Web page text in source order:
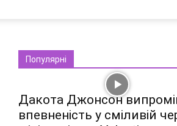
Популярні
Дакота Джонсон
впевненість у сміливій